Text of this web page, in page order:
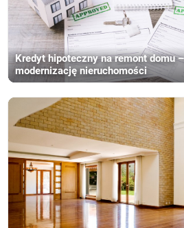
Kredyt hipoteczny na remont domu
modernizację nieruchomości